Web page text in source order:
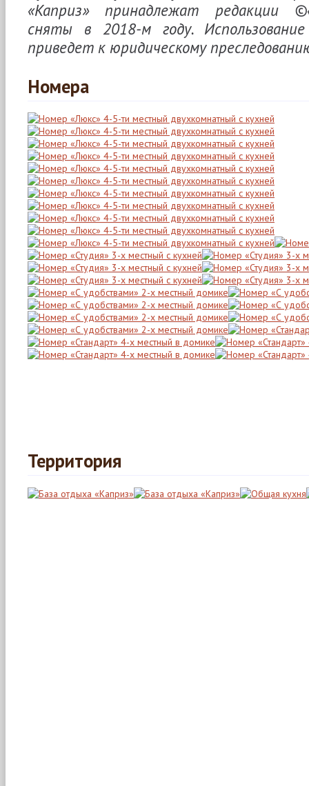
«Каприз» принадлежат редакции
сняты в 2018-м году.
приведет к юридическому
Номера
Территория